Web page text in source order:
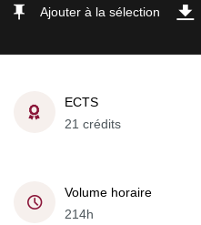
Ajouter à la sélection
ECTS
21 crédits
Volume horaire
214h